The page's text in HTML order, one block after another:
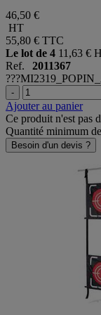
46,50 €
HT
55,80 € TTC
Le lot de 4 11,63 €
Ref. 2011367
-
Ajouter au panier
Ce produit n'est pas
Quantité minimum
Besoin d'un devis ?